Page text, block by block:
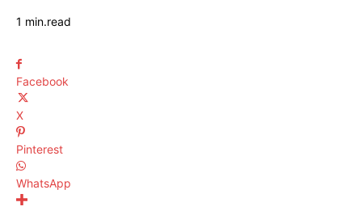
1 min.read
Facebook
X
Pinterest
WhatsApp